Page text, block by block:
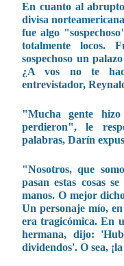
En cuanto al
divisa
fue algo
totalmente locos.
sospechoso un
¿A vos no te
entrevistador,
"Mucha gente
perdieron", le
palabras, Darín
"Nosotros, que
pasan estas cosas
manos. O mejor
Un personaje mío,
era tragicómica. En
hermana, dijo:
dividendos'. O sea,